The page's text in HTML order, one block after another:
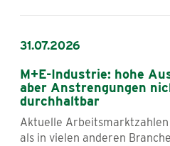
31.07.2026
M+E-Industrie: hohe
aber Anstrengungen
durchhaltbar
Aktuelle
als in vielen anderen